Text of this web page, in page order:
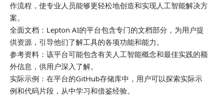
作流程，使专业人员能够更轻松地创造和实现人工智能解决方
案。
全面文档：Lepton AI的平台包含专门的文档部分，为用户提
供资源，引导他们了解工具的各项功能和能力。
参考资料：该平台可能包含有关人工智能概念和最佳实践的额
外信息，供用户深入了解。
实际示例：在平台的GitHub存储库中，用户可以探索实际示
例和代码片段，从中学习和借鉴经验。